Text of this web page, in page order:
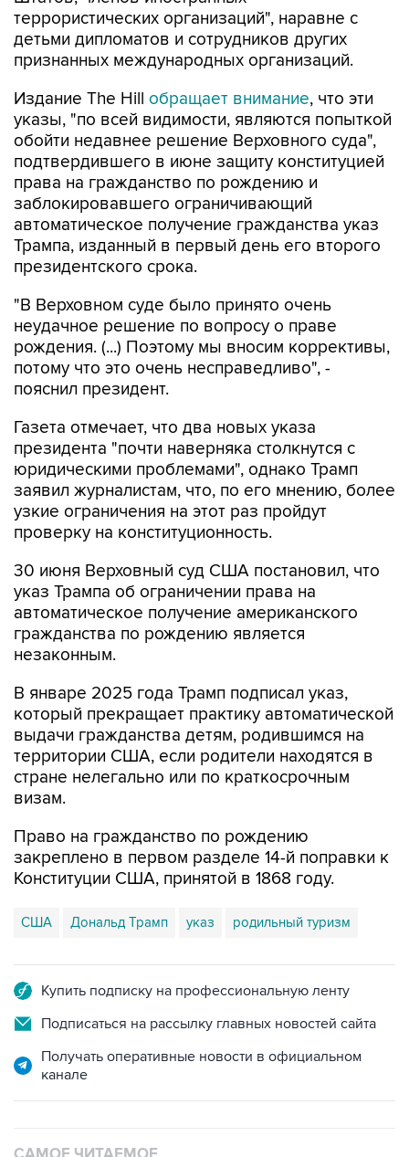
террористических организаций", наравне с
детьми дипломатов и сотрудников других
признанных международных организаций.
Издание The Hill обращает внимание, что эти
указы, "по всей видимости, являются попыткой
обойти недавнее решение Верховного суда",
подтвердившего в июне защиту конституцией
права на гражданство по рождению и
заблокировавшего ограничивающий
автоматическое получение гражданства указ
Трампа, изданный в первый день его второго
президентского срока.
"В Верховном суде было принято очень
неудачное решение по вопросу о праве
рождения. (...) Поэтому мы вносим коррективы,
потому что это очень несправедливо", -
пояснил президент.
Газета отмечает, что два новых указа
президента "почти наверняка столкнутся с
юридическими проблемами", однако Трамп
заявил журналистам, что, по его мнению, более
узкие ограничения на этот раз пройдут
проверку на конституционность.
30 июня Верховный суд США постановил, что
указ Трампа об ограничении права на
автоматическое получение американского
гражданства по рождению является
незаконным.
В январе 2025 года Трамп подписал указ,
который прекращает практику автоматической
выдачи гражданства детям, родившимся на
территории США, если родители находятся в
стране нелегально или по краткосрочным
визам.
Право на гражданство по рождению
закреплено в первом разделе 14-й поправки к
Конституции США, принятой в 1868 году.
США Дональд Трамп указ родильный туризм
Купить подписку на профессиональную ленту
Подписаться на рассылку главных новостей сайта
Получать оперативные новости в официальном
канале